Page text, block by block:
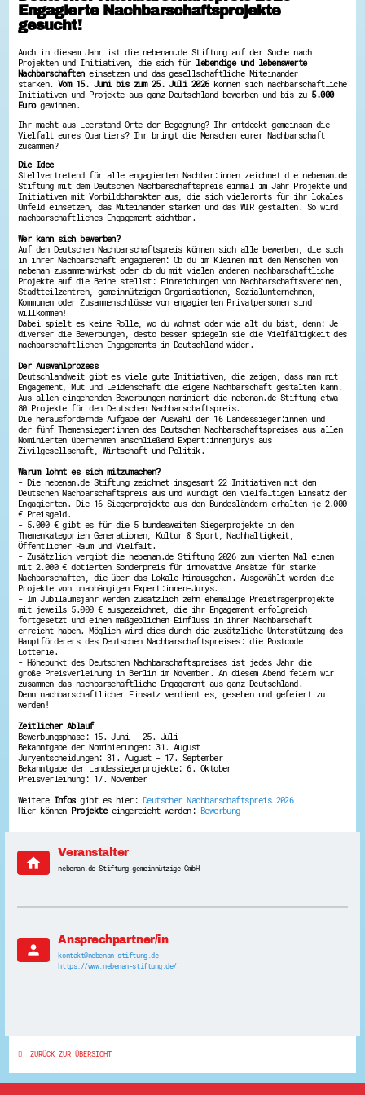
Hessen hilft Ukraine
Zeig uns dein Ehrenamt
Wettbewerb | Trikotwettbewerb
Wettbewerb | 80 Jahre Hessen - Engagement
mit Herz
8 Vereine x 80 Jahre x 1.000 €
Menschen des Respekts
SHARE IT: Teile deine Infos!
Gestalte dein Ehrenamt
Ehrenamts-Card Hessen
Engagement-Lotsen
Crowdfunding - Viele schaffen mehr
Freiwilligenmanagement
Hessen engagiert - Digitale Themenabende
Kompetenznachweis Hessen
Zeugnisbeiblatt
Service-Learning
Mach dich schlau
GEMA-Pakt
Energiepreiskrise und Ehrenamt
Flüchtlingshilfe + Integration
Generationsübergreifend aktiv
Patenschaftsprojekte
Qualifizierung & Fortbildung
Stiftungen
Vereine, Spenden, Steuern - Gut zu Wissen
Versicherungsschutz
Wissenswertes rund um dein Ehrenamt
Zahlen, Daten, Fakten aus Hessen
Service
Suche
Downloads
Kontakt
Impressum
Datenschutz
Erklärung zur Barrierefreiheit
Barriere melden
Engagierte Nachbarschaftsprojekte
gesucht!
Auch in diesem Jahr ist die nebenan.de Stiftung auf der Suche nach
Projekten und Initiativen, die sich für lebendige und lebenswerte
Nachbarschafteneinsetzen und das gesellschaftliche Miteinander
stärken. Vom 15. Juni bis zum 25. Juli 2026können sich nachbarschaftliche
Initiativen und Projekte aus ganz Deutschland bewerben und bis zu 5.000
Eurogewinnen.
Ihr macht aus Leerstand Orte der Begegnung? Ihr entdeckt gemeinsam die
Vielfalt eures Quartiers? Ihr bringt die Menschen eurer Nachbarschaft
zusammen?
Die Idee
Stellvertretend für alle engagierten Nachbar:innen zeichnet die nebenan.de
Stiftung mit dem Deutschen Nachbarschaftspreis einmal im Jahr Projekte und
Initiativen mit Vorbildcharakter aus, die sich vielerorts für ihr lokales
Umfeld einsetzen, das Miteinander stärken und das WIR gestalten. So wird
nachbarschaftliches Engagement sichtbar.
Wer kann sich bewerben?
Auf den Deutschen Nachbarschaftspreis können sich alle bewerben, die sich
in ihrer Nachbarschaft engagieren: Ob du im Kleinen mit den Menschen von
nebenan zusammenwirkst oder ob du mit vielen anderen nachbarschaftliche
Projekte auf die Beine stellst: Einreichungen von Nachbarschaftsvereinen,
Stadtteilzentren, gemeinnützigen Organisationen, Sozialunternehmen,
Kommunen oder Zusammenschlüsse von engagierten Privatpersonen sind
willkommen!
Dabei spielt es keine Rolle, wo du wohnst oder wie alt du bist, denn: Je
diverser die Bewerbungen, desto besser spiegeln sie die Vielfältigkeit des
nachbarschaftlichen Engagements in Deutschland wider.
Der Auswahlprozess
Deutschlandweit gibt es viele gute Initiativen, die zeigen, dass man mit
Engagement, Mut und Leidenschaft die eigene Nachbarschaft gestalten kann.
Aus allen eingehenden Bewerbungen nominiert die nebenan.de Stiftung etwa
80 Projekte für den Deutschen Nachbarschaftspreis.
Die herausfordernde Aufgabe der Auswahl der 16 Landessieger:innen und
der fünf Themensieger:innen des Deutschen Nachbarschaftspreises aus allen
Nominierten übernehmen anschließend Expert:innenjurys aus
Zivilgesellschaft, Wirtschaft und Politik.
Warum lohnt es sich mitzumachen?
- Die nebenan.de Stiftung zeichnet insgesamt 22 Initiativen mit dem
Deutschen Nachbarschaftspreis aus und würdigt den vielfältigen Einsatz der
Engagierten. Die 16 Siegerprojekte aus den Bundesländern erhalten je 2.000
€ Preisgeld.
- 5.000 € gibt es für die 5 bundesweiten Siegerprojekte in den
Themenkategorien Generationen, Kultur & Sport, Nachhaltigkeit,
Öffentlicher Raum und Vielfalt.
- Zusätzlich vergibt die nebenan.de Stiftung 2026 zum vierten Mal einen
mit 2.000 € dotierten Sonderpreis für innovative Ansätze für starke
Nachbarschaften, die über das Lokale hinausgehen. Ausgewählt werden die
Projekte von unabhängigen Expert:innen-Jurys.
- Im Jubiläumsjahr werden zusätzlich zehn ehemalige Preisträgerprojekte
mit jeweils 5.000 € ausgezeichnet, die ihr Engagement erfolgreich
fortgesetzt und einen maßgeblichen Einfluss in ihrer Nachbarschaft
erreicht haben. Möglich wird dies durch die zusätzliche Unterstützung des
Hauptförderers des Deutschen Nachbarschaftspreises: die Postcode
Lotterie.
- Höhepunkt des Deutschen Nachbarschaftspreises ist jedes Jahr die
große Preisverleihung in Berlin im November. An diesem Abend feiern wir
zusammen das nachbarschaftliche Engagement aus ganz Deutschland.
Denn nachbarschaftlicher Einsatz verdient es, gesehen und gefeiert zu
werden!
Zeitlicher Ablauf
Bewerbungsphase: 15. Juni - 25. Juli
Bekanntgabe der Nominierungen: 31. August
Juryentscheidungen: 31. August - 17. September
Bekanntgabe der Landessiegerprojekte: 6. Oktober
Preisverleihung: 17. November
Weitere Infosgibt es hier: Deutscher Nachbarschaftspreis 2026
Hier können Projekteeingereicht werden: Bewerbung
home
Veranstalter
nebenan.de Stiftung gemeinnützige GmbH
person
Ansprechpartner/in
kontakt@nebenan-stiftung.de
https://www.nebenan-stiftung.de/
ZURÜCK ZUR ÜBERSICHT